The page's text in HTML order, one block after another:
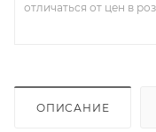
отличаться от цен в
ОПИСАНИЕ